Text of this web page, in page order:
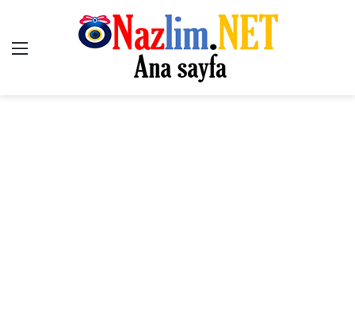
Menü